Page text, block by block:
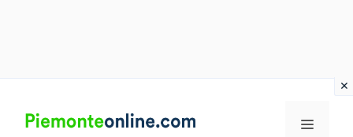
MENU